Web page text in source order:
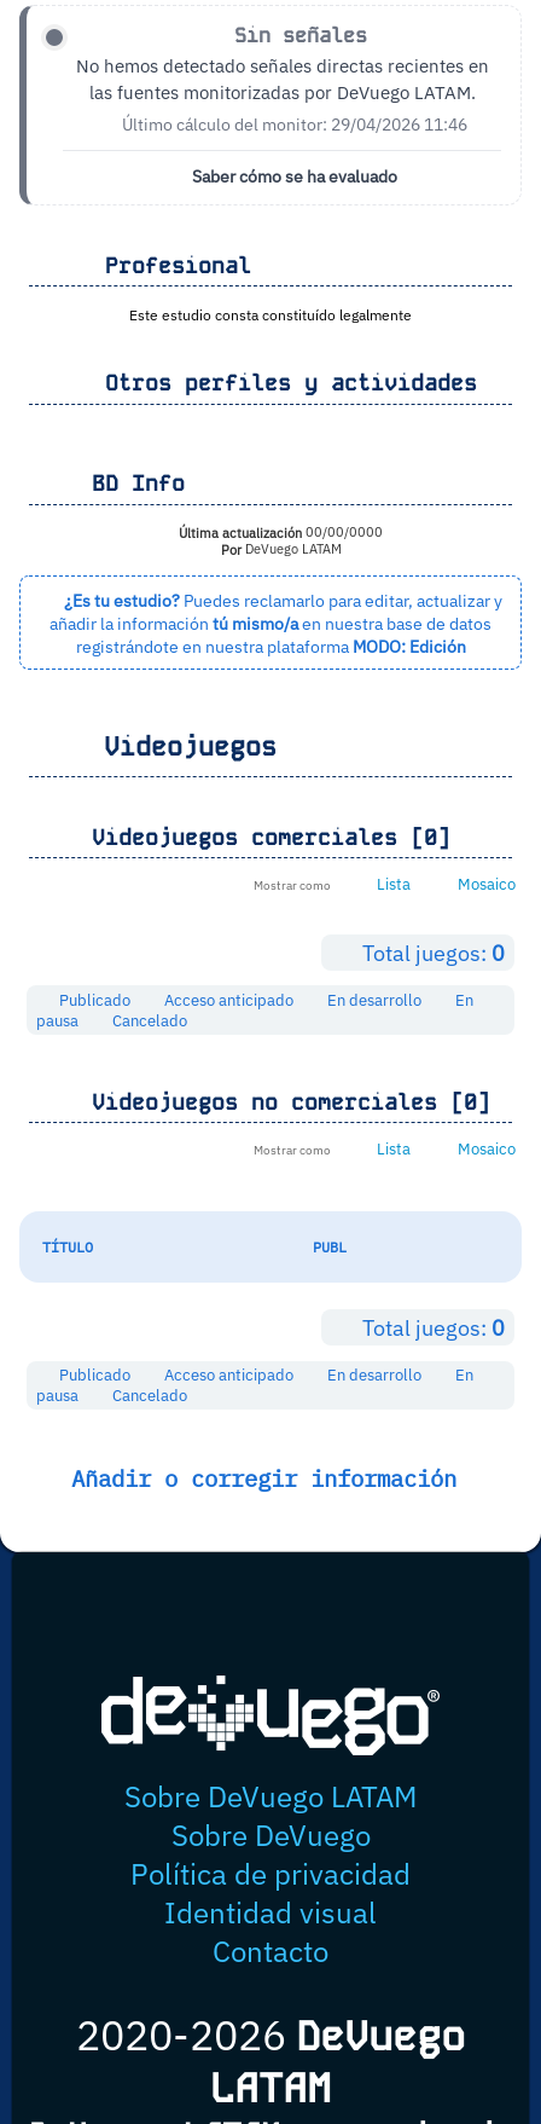
Sin señales
No hemos detectado señales directas recientes en
las fuentes monitorizadas por DeVuego LATAM.
Último cálculo del monitor: 29/04/2026 11:46
Saber cómo se ha evaluado
Profesional
Este estudio consta constituído legalmente
Otros perfiles y actividades
BD Info
Última actualización 00/00/0000
PorDeVuego LATAM
¿Es tu estudio? Puedes reclamarlo para editar, actualizar y
añadir la información tú mismo/aen nuestra base de datos
registrándote en nuestra plataforma MODO: Edición
Videojuegos
Videojuegos comerciales [0]
Mostrar como Lista Mosaico
Total juegos: 0
Publicado Acceso anticipado En desarrollo
En
pausa
Cancelado
Videojuegos no comerciales [0]
Mostrar como Lista Mosaico
TÍTULO PUBL
Total juegos: 0
Publicado Acceso anticipado En desarrollo
En
pausa
Cancelado
Añadir o corregir información
Sobre DeVuego LATAM
Sobre DeVuego
Política de privacidad
Identidad visual
Contacto
2020-2026 DeVuego
LATAM